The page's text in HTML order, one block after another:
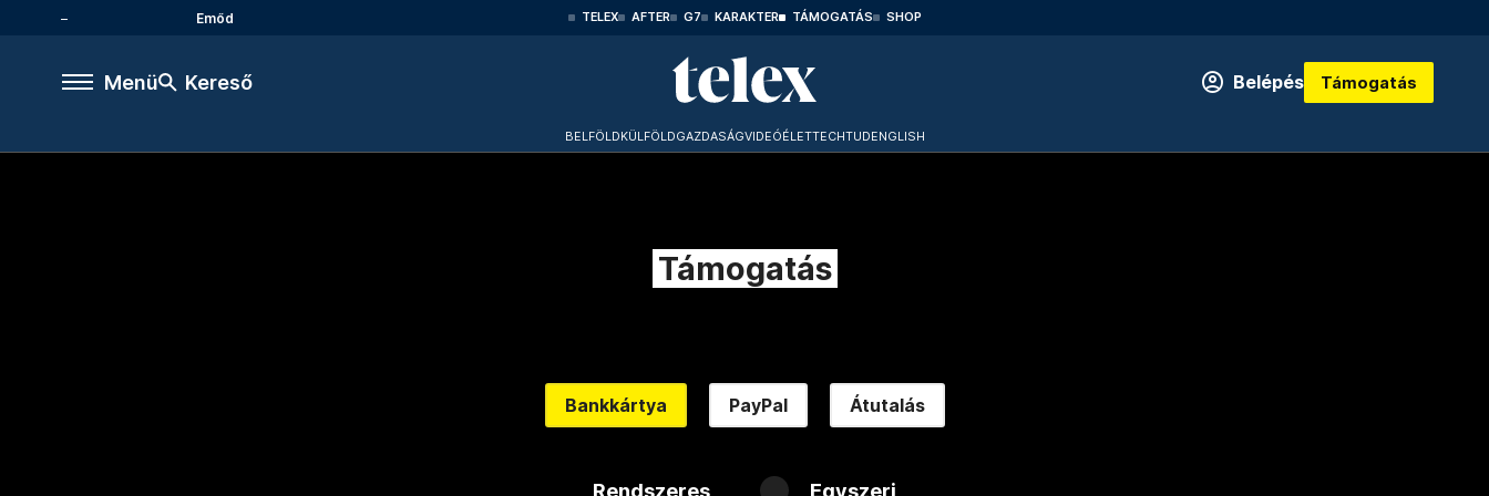
Emőd TELEX AFTER G7 KARAKTER TÁMOGATÁS SHOP
Menü Kereső Belépés Támogatás
BELFÖLDKÜLFÖLDGAZDASÁGVIDEÓÉLETTECHTUDENGLISH
Támogatás
Bankkártya PayPal Átutalás
Rendszeres Egyszeri